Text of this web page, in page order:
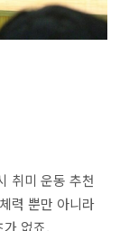
취미 운동 추천
력 뿐만 아니라
없죠.